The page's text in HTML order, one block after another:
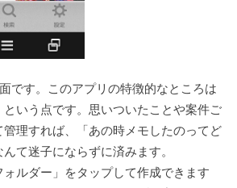
です。このアプリの特徴的なところは
という点です。思いついたことや案件ご
理すれば、「あの時メモしたのってど
て迷子にならずに済みます。
ルダー」をタップして作成できます